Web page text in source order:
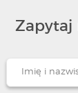
Zapytaj